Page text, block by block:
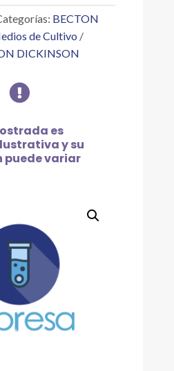
BECTON
de Cultivo
DICKINSON

es
y su
puede variar